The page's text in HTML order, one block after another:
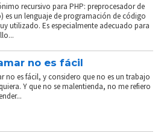
recursivo para PHP: preprocesador de
es un lenguaje de programación de código
utilizado. Es especialmente adecuado para
no es fácil
no es fácil, y considero que no es un trabajo
Y que no se malentienda, no me refiero